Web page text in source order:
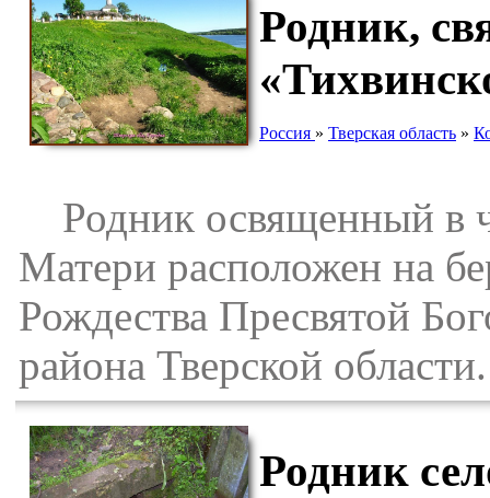
Родник,
Россия » Тверская область »
Родник освященный в
Матери расположен на
Рождества Пресвятой
района Тверской области.
Родник